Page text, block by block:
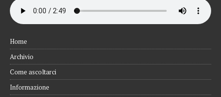
Home
Archivio
Come ascoltarci
Informazione